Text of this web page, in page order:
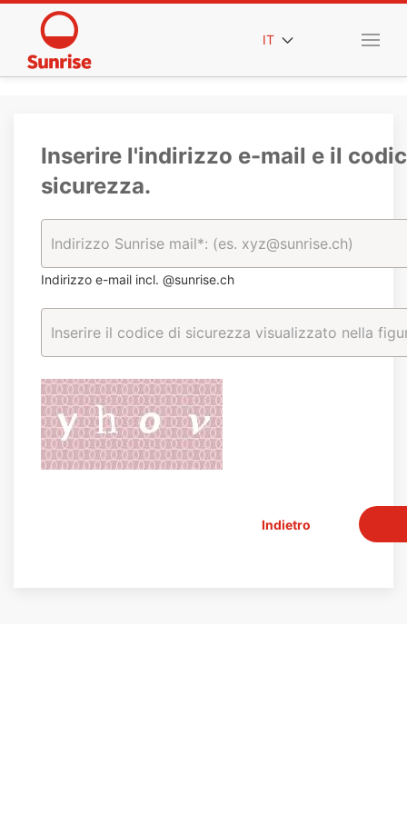
IT
Inserire l'indirizzo e-mail e il
sicurezza.
Indirizzo e-mail incl. @sunrise.ch
Indietro